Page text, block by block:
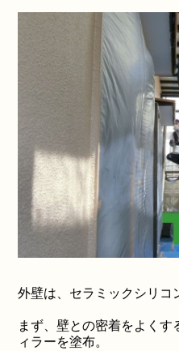
▲外壁屋根
外壁は、セラミックシリコ
まず、壁との密着をよくす
ィラーを塗布。